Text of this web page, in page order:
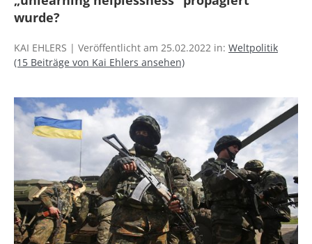
wurde?
KAI EHLERS | Veröffentlicht am 25.02.2022 in: Weltpolitik
(15 Beiträge von Kai Ehlers ansehen)